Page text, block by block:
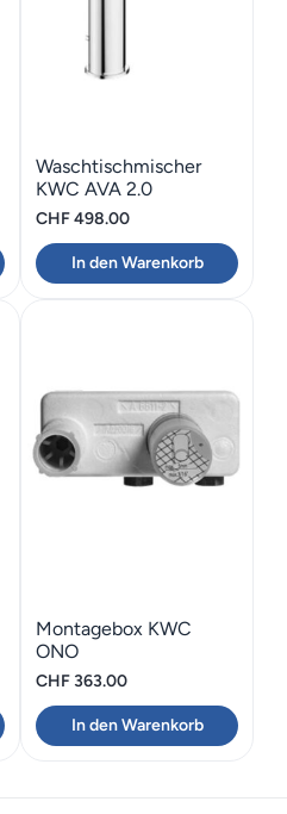
Waschtischmischer
KWC AVA 2.0
CHF498.00
In den Warenkorb
Montagebox KWC
ONO
CHF363.00
In den Warenkorb